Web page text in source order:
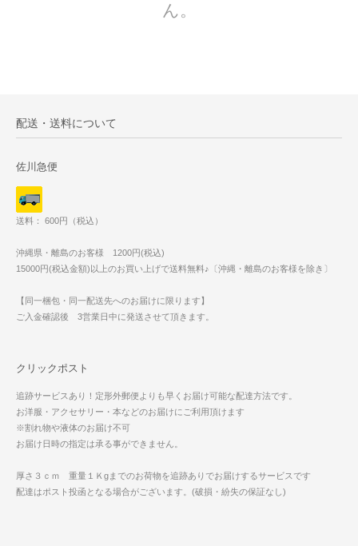
ん。
配送・送料について
佐川急便
送料： 600円（税込）
沖縄県・離島のお客様 1200円(税込)
15000円(税込金額)以上のお買い上げで送料無料♪〔沖縄・離島のお客様を除き〕
【同一梱包・同一配送先へのお届けに限ります】
ご入金確認後 3営業日中に発送させて頂きます。
クリックポスト
追跡サービスあり！定形外郵便よりも早くお届け可能な配達方法です。
お洋服・アクセサリー・本などのお届けにご利用頂けます
※割れ物や液体のお届け不可
お届け日時の指定は承る事ができません。
厚さ３ｃｍ 重量１Ｋgまでのお荷物を追跡ありでお届けするサービスです
配達はポスト投函となる場合がございます。(破損・紛失の保証なし)